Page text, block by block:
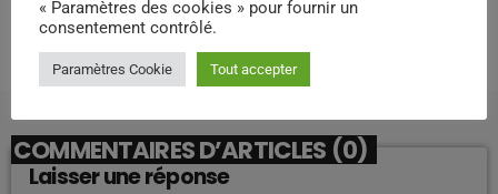
COMMENTAIRES D’ARTICLES (0)
Laisser une réponse
« Paramètres des cookies » pour fournir un
consentement contrôlé.
Paramètres Cookie Tout accepter